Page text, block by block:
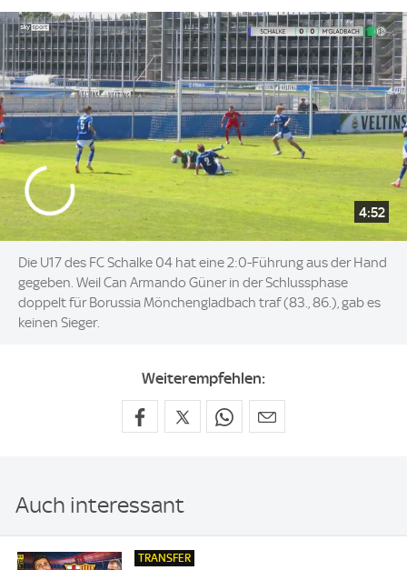
4:52
Die U17 des FC Schalke 04 hat eine 2:0-Führung aus der Hand
gegeben. Weil Can Armando Güner in der Schlussphase
doppelt für Borussia Mönchengladbach traf (83., 86.), gab es
keinen Sieger.
Weiterempfehlen:
Auch interessant
TRANSFER